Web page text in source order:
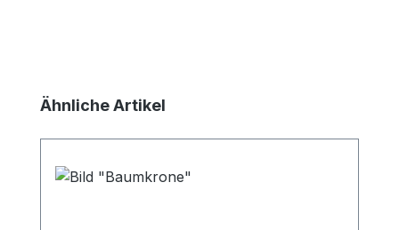
Produktgalerie überspringen
Ähnliche Artikel